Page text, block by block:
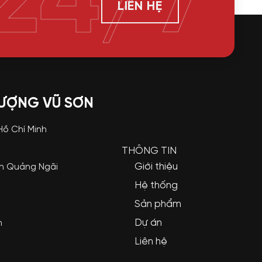
LIÊN HỆ
VŨ SƠN
Chí Minh
Quảng Ngãi
THÔNG TIN
Giới thiệu
Hệ thống
Sản phẩm
Dự án
Liên hệ